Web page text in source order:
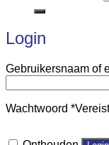
Login
Gebruikersnaam of
Wachtwoord *Vereist